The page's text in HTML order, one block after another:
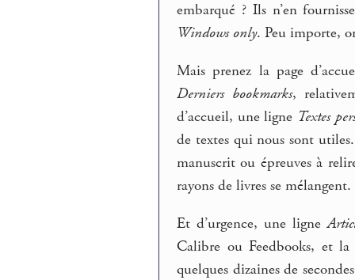
embarqué ? Ils n’en
Windows only. Peu importe,
Mais prenez la page
Derniers bookmarks,
d’accueil, une ligne Textes
de textes qui nous sont
manuscrit ou épreuves à
rayons de livres se mélangent.
Et d’urgence, une ligne
Calibre ou Feedbooks, et
quelques dizaines de